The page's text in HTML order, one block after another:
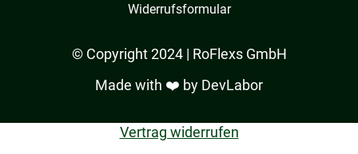
Widerrufsformular
© Copyright 2024 | RoFlexs GmbH
Made with ❤️ by DevLabor
Vertrag widerrufen